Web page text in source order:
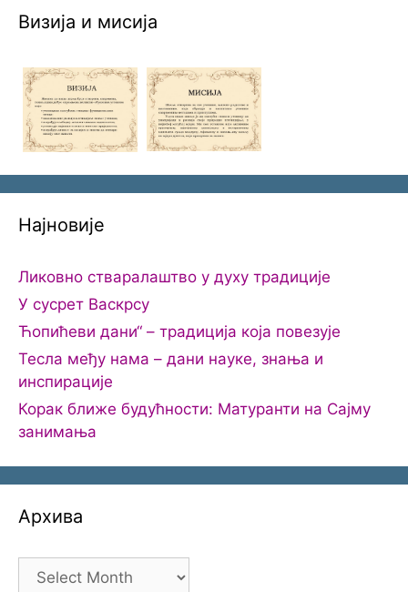
Визија и мисија
Најновије
Ликовно стваралаштво у духу традиције
У сусрет Васкрсу
Ћопићеви дани“ – традиција која повезује
Тесла међу нама – дани науке, знања и
инспирације
Корак ближе будућности: Матуранти на Сајму
занимања
Архива
Архива